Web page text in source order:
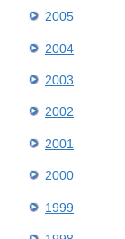
2005
2004
2003
2002
2001
2000
1999